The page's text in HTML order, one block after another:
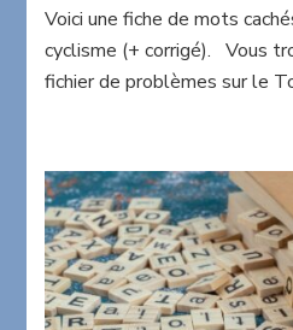
cachés
sur
le
Voici une fiche de mots
cyclisme (+ corrigé). Vous
fichier de problèmes sur le